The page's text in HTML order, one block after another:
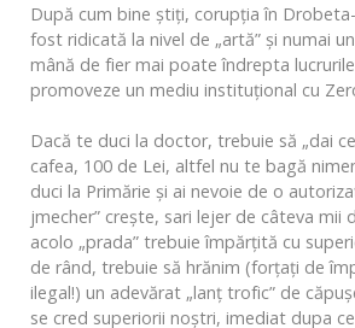
După cum bine știți, corupția în
fost ridicată la nivel de „artă” și numai
mână de fier mai poate îndrepta
promoveze un mediu instituţional cu
Dacă te duci la doctor, trebuie să „dai
cafea, 100 de Lei, altfel nu te bagă
duci la Primărie și ai nevoie de o
jmecher” crește, sari lejer de câteva mii
acolo „prada” trebuie împărţită cu
de rând, trebuie să hrănim (forţaţi de
ilegal!) un adevărat „lanţ trofic” de
se cred superiorii noştri, imediat dupa